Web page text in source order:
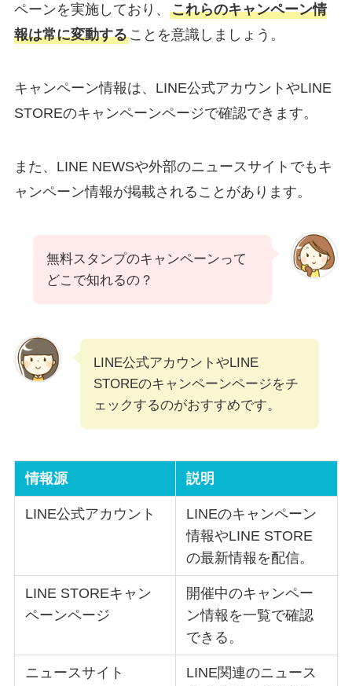
ペーンを実施しており、 これらのキャンペーン情
報は常に変動することを意識しましょう。
キャンペーン情報は、LINE公式アカウントやLINE
STOREのキャンペーンページで確認できます。
また、LINE NEWSや外部のニュースサイトでもキ
ャンペーン情報が掲載されることがあります。
無料スタンプのキャンペーンって
どこで知れるの？
LINE公式アカウントやLINE
STOREのキャンペーンページをチ
ェックするのがおすすめです。
情報源 説明
LINE公式アカウント
LINEのキャンペーン
情報やLINE STORE
の最新情報を配信。
LINE STOREキャン
ペーンページ
開催中のキャンペー
ン情報を一覧で確認
できる。
ニュースサイト
LINE関連のニュース